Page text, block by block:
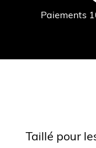
Paiements
Taillé pour